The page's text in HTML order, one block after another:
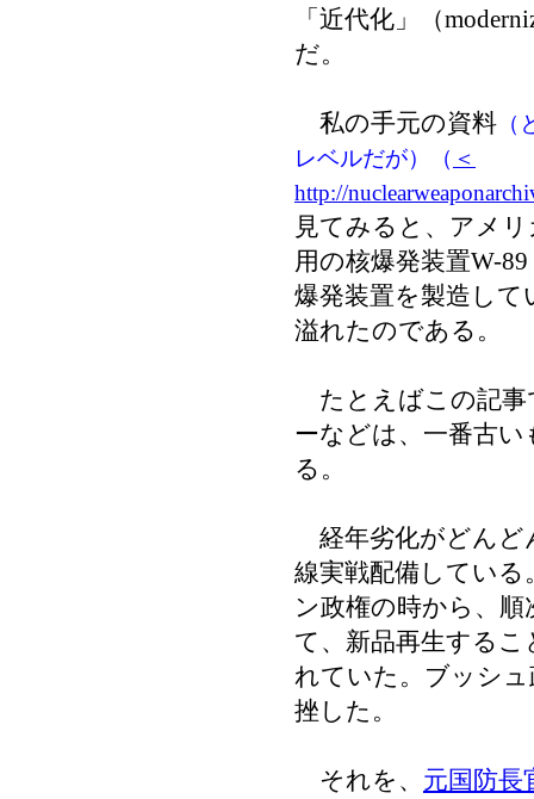
「近代化」（
だ。
私の手元の資料
レベルだが）（ ＜
http://
見てみると、アメ
用の核爆発装置W-
爆発装置を製造し
溢れたのである。
たとえばこの記事
ーなどは、一番古
る。
経年劣化がどんど
線実戦配備してい
ン政権の時から、
て、新品再生する
れていた。ブッシ
挫した。
それを、 元国防